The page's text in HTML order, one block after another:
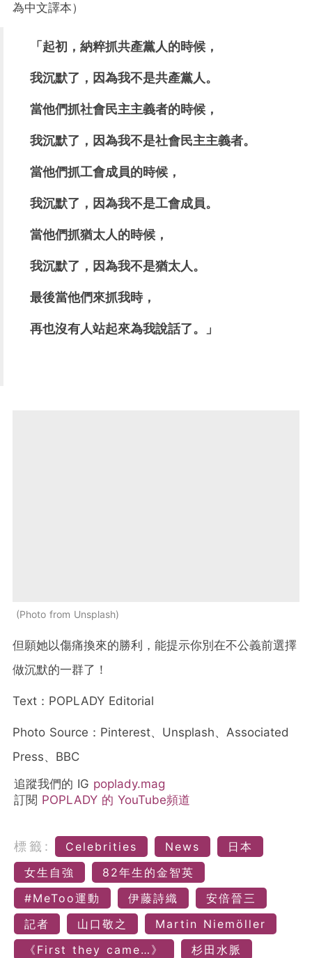
為中文譯本）
「起初，納粹抓共產黨人的時候，
我沉默了，因為我不是共產黨人。
當他們抓社會民主主義者的時候，
我沉默了，因為我不是社會民主主義者。
當他們抓工會成員的時候，
我沉默了，因為我不是工會成員。
當他們抓猶太人的時候，
我沉默了，因為我不是猶太人。
最後當他們來抓我時，
再也沒有人站起來為我說話了。」
Photo from Unsplash
但願她以傷痛換來的勝利，能提示你別在不公義前選擇
做沉默的一群了！
Text：POPLADY Editorial
Photo Source：Pinterest、Unsplash、Associated
Press、BBC
追蹤我們的 IG poplady.mag
訂閱 POPLADY 的 YouTube頻道
標籤: Celebrities News
日本
女生自強
82年生的金智英
#MeToo運動
伊藤詩織
安倍晉三
記者
山口敬之
Martin Niemöller
《First they came…》
杉田水脈